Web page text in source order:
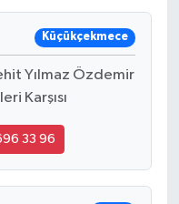
Küçükçekmece
Yılmaz Özdemir
Karşısı
33 96